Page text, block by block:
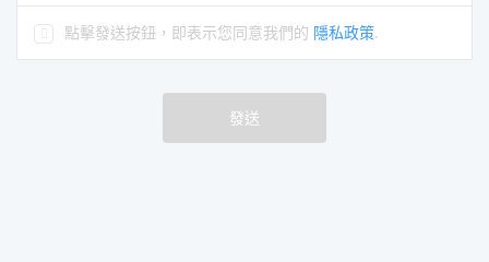
請輸入正確的電子郵件地址
點擊發送按鈕，即表示您同意我們的 隱私政策.
發送